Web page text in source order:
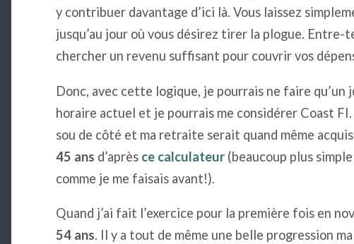
y contribuer davantage d’ici là. Vous laissez
jusqu’au jour où vous désirez tirer la plogue. Entre-
chercher un revenu suffisant pour couvrir vos
Donc, avec cette logique, je pourrais ne faire qu’un
horaire actuel et je pourrais me considérer Coast FI.
sou de côté et ma retraite serait quand même
45 ans d’après ce calculateur(beaucoup plus
comme je me faisais avant!).
Quand j’ai fait l’exercice pour la première fois en
54 ans. Il y a tout de même une belle progression